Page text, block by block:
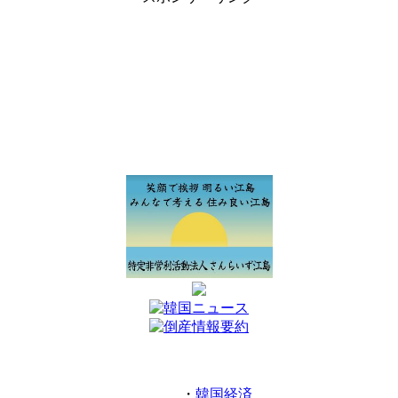
・ 韓国経済